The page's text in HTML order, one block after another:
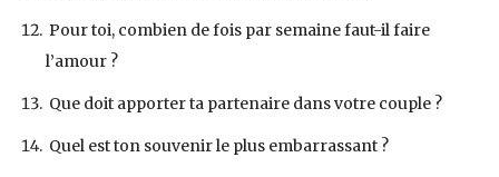
Pour toi, combien de fois par semaine faut-il faire
l’amour ?
Que doit apporter ta partenaire dans votre couple ?
Quel est ton souvenir le plus embarrassant ?